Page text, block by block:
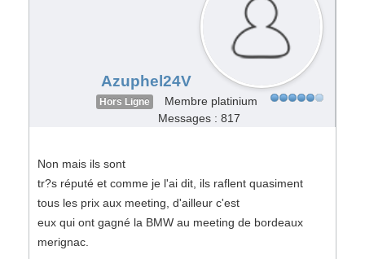
Azuphel24V
Hors Ligne
Membre platinium
Messages : 817
Non mais ils sont
tr?s réputé et comme je l'ai dit, ils raflent quasiment
tous les prix aux meeting, d'ailleur c'est
eux qui ont gagné la BMW au meeting de bordeaux
merignac.